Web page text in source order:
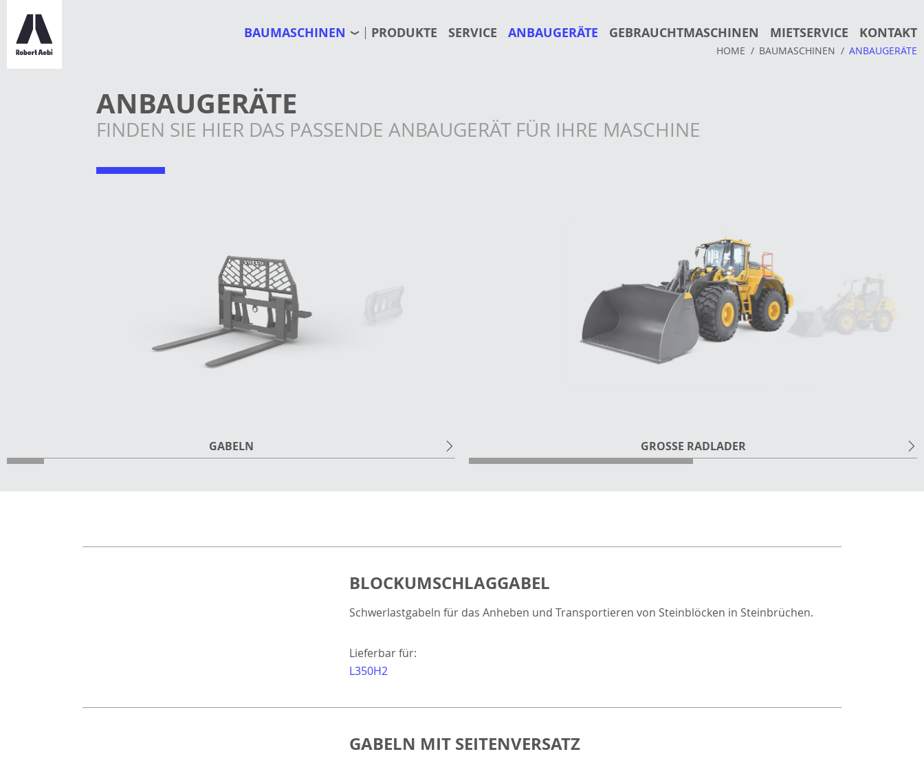
BAUMASCHINEN PRODUKTE SERVICE ANBAUGERÄTE GEBRAUCHTMASCHINEN MIETSERVICE KONTAKT
HOME BAUMASCHINEN ANBAUGERÄTE
ANBAUGERÄTE
FINDEN SIE HIER DAS PASSENDE ANBAUGERÄT FÜR IHRE MASCHINE
GABELN GROSSE RADLADER
BLOCKUMSCHLAGGABEL
Schwerlastgabeln für das Anheben und Transportieren von Steinblöcken in Steinbrüchen.
Lieferbar für:
L350H2
GABELN MIT SEITENVERSATZ